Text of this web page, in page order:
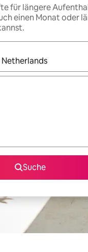
für längere
einen Monat oder
verfügbar sind,
Suche